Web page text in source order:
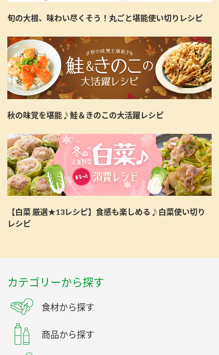
旬の大根、味わい尽くそう！丸ごと堪能使い切りレシピ
秋の味覚を堪能♪鮭＆きのこの大活躍レシピ
【白菜 厳選★13レシピ】食感も楽しめる♪白菜使い切り
レシピ
カテゴリーから探す
食材から探す
商品から探す